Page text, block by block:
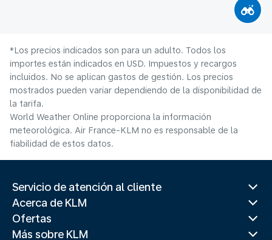
*Los precios indicados son para un adulto. Todos los
importes están indicados en USD. Impuestos y recargos
incluidos. No se aplican gastos de gestión. Los precios
mostrados pueden variar dependiendo de la disponibilidad de
la tarifa.
World Weather Online proporciona la información
meteorológica. Air France-KLM no es responsable de la
fiabilidad de estos datos.
Servicio de atención al cliente
Acerca de KLM
Ofertas
Más sobre KLM